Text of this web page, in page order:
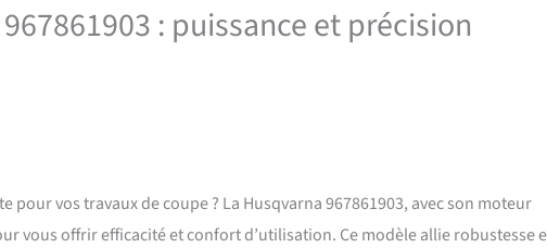
: puissance et précision
vos travaux de coupe ? La Husqvarna 967861903, avec son moteur
vous offrir efficacité et confort d’utilisation. Ce modèle allie robustesse